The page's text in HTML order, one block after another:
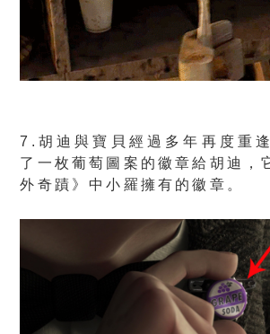
7.胡迪與寶貝經過多年再度重
了一枚葡萄圖案的徽章給胡迪，
外奇蹟》中小羅擁有的徽章。